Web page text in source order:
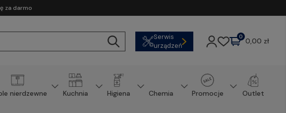
za darmo
Serwis
urządzeń
0,00 zł
0
nierdzewne Kuchnia Higiena Chemia Promocje Outlet